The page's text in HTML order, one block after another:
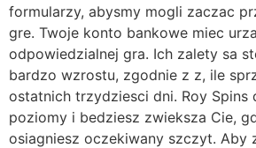
formularzy, abysmy mogli zaczac
gre. Twoje konto bankowe miec
odpowiedzialnej gra. Ich zalety sa
bardzo wzrostu, zgodnie z z, ile
ostatnich trzydziesci dni. Roy Spins
poziomy i bedziesz zwieksza Cie,
osiagniesz oczekiwany szczyt. Aby